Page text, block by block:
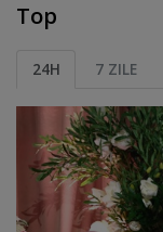
Top
24H 7 ZILE